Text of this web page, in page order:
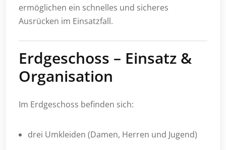
ermöglichen ein schnelles und sicheres
Ausrücken im Einsatzfall.
Erdgeschoss – Einsatz &
Organisation
Im Erdgeschoss befinden sich:
drei Umkleiden (Damen, Herren und Jugend)